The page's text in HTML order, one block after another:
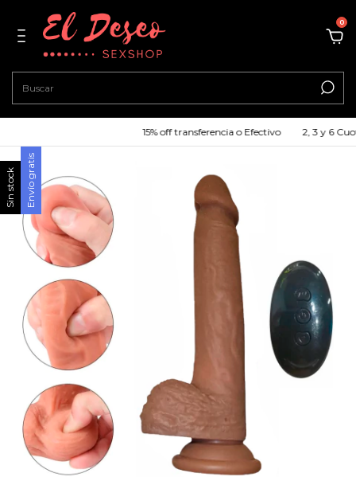
0
15% off transferencia o Efectivo 2, 3 y 6 Cuotas
Sin stock Envío gratis